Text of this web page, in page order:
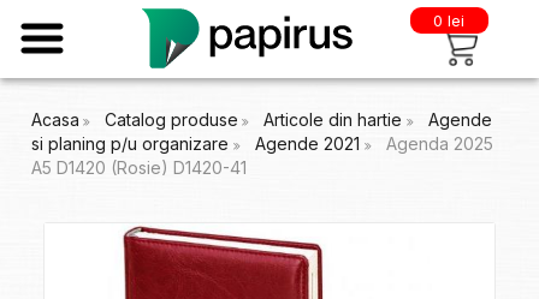
0 lei
Acasa Catalog produse Articole din hartie
Agende
si planing p/u organizare
Agende 2021
Agenda 2025
A5 D1420 (Rosie) D1420-41